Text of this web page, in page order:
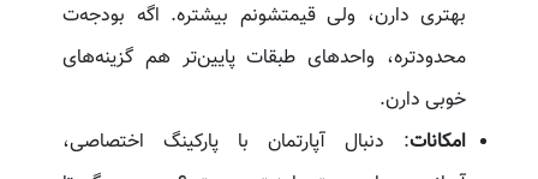
بهتری دارن، ولی قیمتشونم بیشتره. اگه بودجه‌ت
محدودتره، واحدهای طبقات پایین‌تر هم گزینه‌های
خوبی دارن.
امکانات: دنبال آپارتمان با پارکینگ اختصاصی،